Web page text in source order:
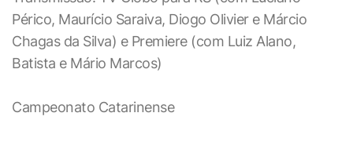
Périco, Maurício Saraiva, Diogo Olivier e Márcio
Chagas da Silva) e Premiere (com Luiz Alano,
Batista e Mário Marcos)
Campeonato Catarinense